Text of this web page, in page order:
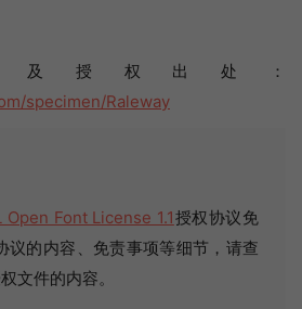
及授权出处：
specimen/Raleway
Open Font License 1.1授权协议免
议的内容、免责事项等细节，请查
文件的内容。